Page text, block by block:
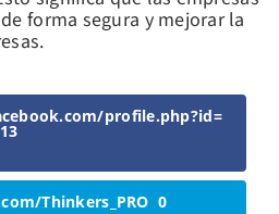
forma segura y mejorar la
profile.php?id=
Thinkers_PRO 0